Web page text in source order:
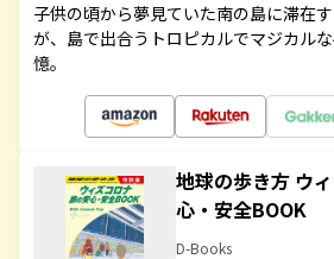
子供の頃から夢見ていた南の島に滞在
が、島で出合うトロピカルでマジカル
憶。
地球の歩き方 ウ
心・安全BOOK
D-Books